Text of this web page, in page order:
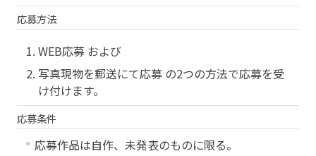
応募方法
WEB応募 および
写真現物を郵送にて応募 の2つの方法で応募を受
け付けます。
応募条件
応募作品は自作、未発表のものに限る。